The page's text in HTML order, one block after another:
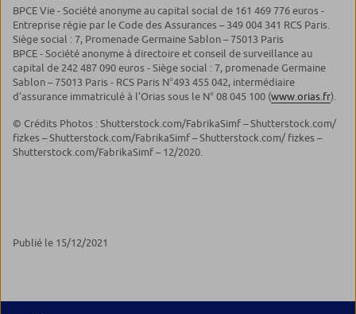
BPCE Vie - Société anonyme au capital social de 161 469 776 euros -
Entreprise régie par le Code des Assurances – 349 004 341 RCS Paris.
Siège social : 7, Promenade Germaine Sablon – 75013 Paris
BPCE - Société anonyme à directoire et conseil de surveillance au
capital de 242 487 090 euros - Siège social : 7, promenade Germaine
Sablon – 75013 Paris - RCS Paris N°493 455 042, intermédiaire
d’assurance immatriculé à l’Orias sous le N° 08 045 100 (www.orias.fr).
© Crédits Photos : Shutterstock.com/FabrikaSimf – Shutterstock.com/
fizkes – Shutterstock.com/FabrikaSimf – Shutterstock.com/ fizkes –
Shutterstock.com/FabrikaSimf – 12/2020.
Publié le 15/12/2021